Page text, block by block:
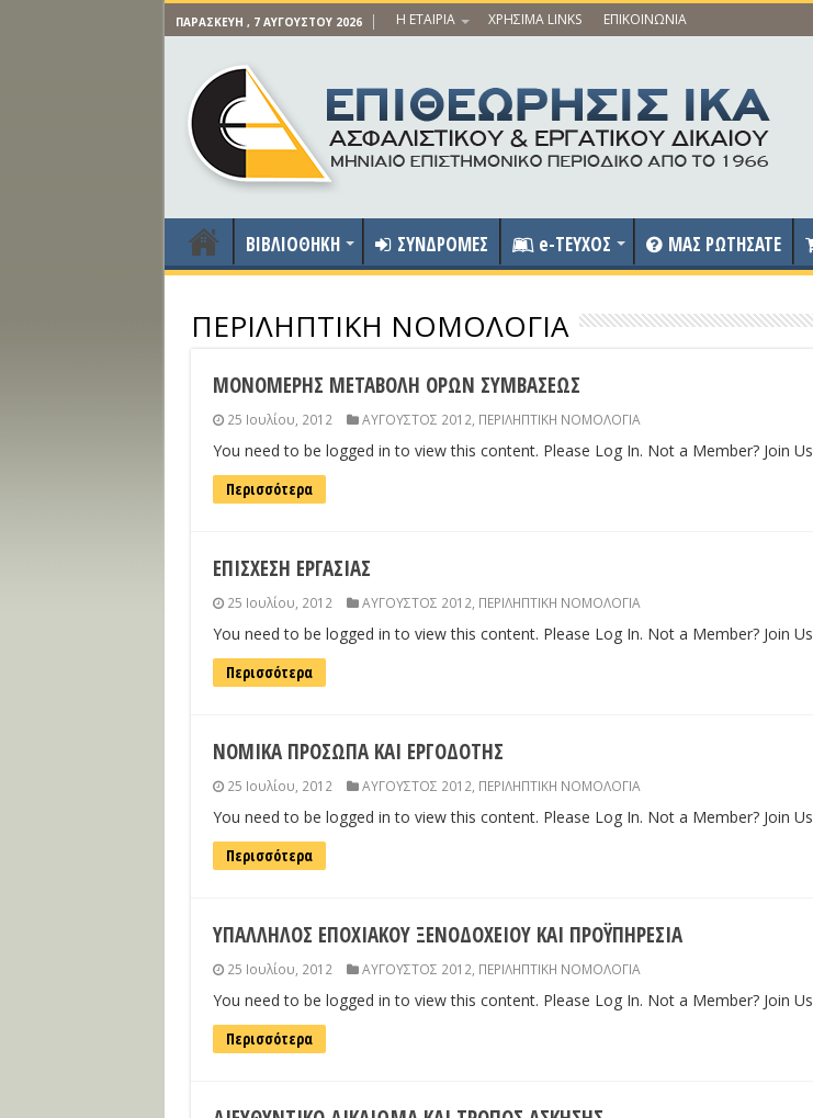
ΠΑΡΑΣΚΕΥΉ , 7 ΑΥΓΟΎΣΤΟΥ 2026 Η ΕΤΑΙΡΙΑ ΧΡΗΣΙΜΑ LINKS ΕΠΙΚΟΙΝΩΝΙΑ
ΒΙΒΛΙΟΘΗΚΗ ΣΥΝΔΡΟΜΕΣ e-ΤΕΥΧΟΣ ΜΑΣ ΡΩΤΗΣΑΤΕ
ΠΕΡΙΛΗΠΤΙΚΗ ΝΟΜΟΛΟΓΙΑ
ΜΟΝΟΜΕΡΗΣ ΜΕΤΑΒΟΛΗ ΟΡΩΝ ΣΥΜΒΑΣΕΩΣ
25 Ιουλίου, 2012 ΑΥΓΟΥΣΤΟΣ 2012 ΠΕΡΙΛΗΠΤΙΚΗ ΝΟΜΟΛΟΓΙΑ
You need to be logged in to view this content. Please Log In. Not a Member? Join Us
Περισσότερα
ΕΠΙΣΧΕΣΗ ΕΡΓΑΣΙΑΣ
25 Ιουλίου, 2012 ΑΥΓΟΥΣΤΟΣ 2012 ΠΕΡΙΛΗΠΤΙΚΗ ΝΟΜΟΛΟΓΙΑ
You need to be logged in to view this content. Please Log In. Not a Member? Join Us
Περισσότερα
ΝΟΜΙΚΑ ΠΡΟΣΩΠΑ ΚΑΙ ΕΡΓΟΔΟΤΗΣ
25 Ιουλίου, 2012 ΑΥΓΟΥΣΤΟΣ 2012 ΠΕΡΙΛΗΠΤΙΚΗ ΝΟΜΟΛΟΓΙΑ
You need to be logged in to view this content. Please Log In. Not a Member? Join Us
Περισσότερα
ΥΠΑΛΛΗΛΟΣ ΕΠΟΧΙΑΚΟΥ ΞΕΝΟΔΟΧΕΙΟΥ ΚΑΙ ΠΡΟΫΠΗΡΕΣΙΑ
25 Ιουλίου, 2012 ΑΥΓΟΥΣΤΟΣ 2012 ΠΕΡΙΛΗΠΤΙΚΗ ΝΟΜΟΛΟΓΙΑ
You need to be logged in to view this content. Please Log In. Not a Member? Join Us
Περισσότερα